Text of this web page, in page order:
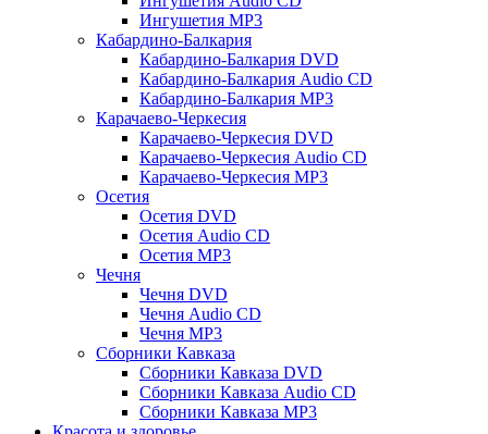
Ингушетия MP3
Кабардино-Балкария
Кабардино-Балкария DVD
Кабардино-Балкария Audio CD
Кабардино-Балкария MP3
Карачаево-Черкесия
Карачаево-Черкесия DVD
Карачаево-Черкесия Audio CD
Карачаево-Черкесия MP3
Осетия
Осетия DVD
Осетия Audio CD
Осетия MP3
Чечня
Чечня DVD
Чечня Audio CD
Чечня MP3
Сборники Кавказа
Сборники Кавказа DVD
Сборники Кавказа Audio CD
Сборники Кавказа MP3